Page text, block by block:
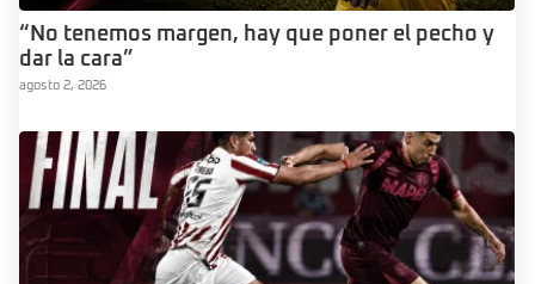
“No tenemos margen, hay que poner el pecho y
dar la cara”
agosto 2, 2026